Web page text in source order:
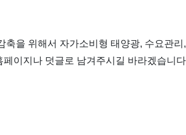
을 위해서 자가소비형 태양광, 수요관리
이지나 덧글로 남겨주시길 바라겠습니